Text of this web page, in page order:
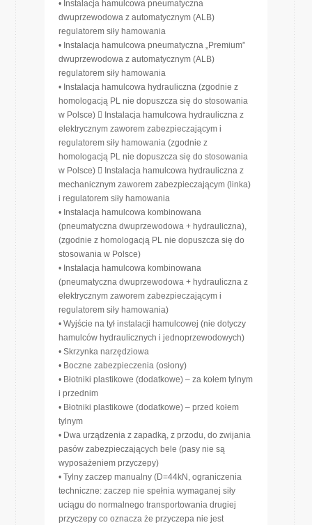
• Instalacja hamulcowa pneumatyczna
dwuprzewodowa z automatycznym (ALB)
regulatorem siły hamowania
• Instalacja hamulcowa pneumatyczna „Premium”
dwuprzewodowa z automatycznym (ALB)
regulatorem siły hamowania
• Instalacja hamulcowa hydrauliczna (zgodnie z
homologacją PL nie dopuszcza się do stosowania
w Polsce)  Instalacja hamulcowa hydrauliczna z
elektrycznym zaworem zabezpieczającym i
regulatorem siły hamowania (zgodnie z
homologacją PL nie dopuszcza się do stosowania
w Polsce)  Instalacja hamulcowa hydrauliczna z
mechanicznym zaworem zabezpieczającym (linka)
i regulatorem siły hamowania
• Instalacja hamulcowa kombinowana
(pneumatyczna dwuprzewodowa + hydrauliczna),
(zgodnie z homologacją PL nie dopuszcza się do
stosowania w Polsce)
• Instalacja hamulcowa kombinowana
(pneumatyczna dwuprzewodowa + hydrauliczna z
elektrycznym zaworem zabezpieczającym i
regulatorem siły hamowania)
• Wyjście na tył instalacji hamulcowej (nie dotyczy
hamulców hydraulicznych i jednoprzewodowych)
• Skrzynka narzędziowa
• Boczne zabezpieczenia (osłony)
• Błotniki plastikowe (dodatkowe) – za kołem tylnym
i przednim
• Błotniki plastikowe (dodatkowe) – przed kołem
tylnym
• Dwa urządzenia z zapadką, z przodu, do zwijania
pasów zabezpieczających bele (pasy nie są
wyposażeniem przyczepy)
• Tylny zaczep manualny (D=44kN, ograniczenia
techniczne: zaczep nie spełnia wymaganej siły
uciągu do normalnego transportowania drugiej
przyczepy co oznacza że przyczepa nie jest